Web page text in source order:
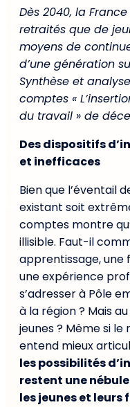
Dès 2040, la
retraités que de
moyens de
d’une génération
Synthèse et
comptes «
du travail » de
Des dispositifs
et inefficaces
Bien que l’éventail
existant soit
comptes montre
illisible. Faut-il
apprentissage,
une expérience
s’adresser à Pôle
à la région ? Mais
jeunes ? Même si le
entend mieux
les possibilités
restent une
les jeunes et leurs